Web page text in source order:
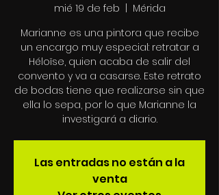
mié 19 de feb
Mérida
Marianne es una pintora que recibe
un encargo muy especial: retratar a
Héloïse, quien acaba de salir del
convento y va a casarse. Este retrato
de bodas tiene que realizarse sin que
ella lo sepa, por lo que Marianne la
investigará a diario.
Las entradas no están a la
venta